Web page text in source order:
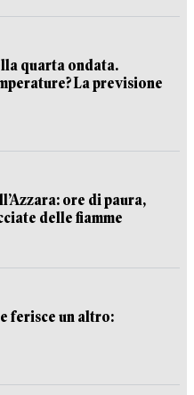
quarta ondata.
La previsione
ore di paura,
delle fiamme
ferisce un altro: